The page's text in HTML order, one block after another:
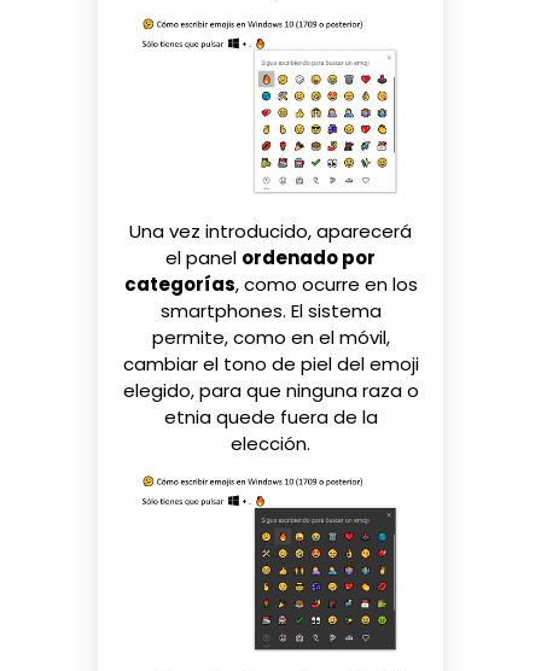
Una vez introducido, aparecerá
el panel ordenado por
categorías, como ocurre en los
smartphones. El sistema
permite, como en el móvil,
cambiar el tono de piel del emoji
elegido, para que ninguna raza o
etnia quede fuera de la
elección.